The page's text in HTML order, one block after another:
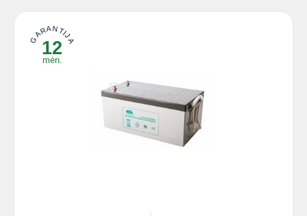
GARANTIJA
12
mėn.